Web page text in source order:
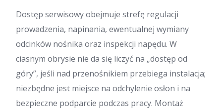
Dostęp serwisowy obejmuje strefę regulacji
prowadzenia, napinania, ewentualnej wymiany
odcinków nośnika oraz inspekcji napędu. W
ciasnym obrysie nie da się liczyć na „dostęp od
góry”, jeśli nad przenośnikiem przebiega instalacja;
niezbędne jest miejsce na odchylenie osłon i na
bezpieczne podparcie podczas pracy. Montaż